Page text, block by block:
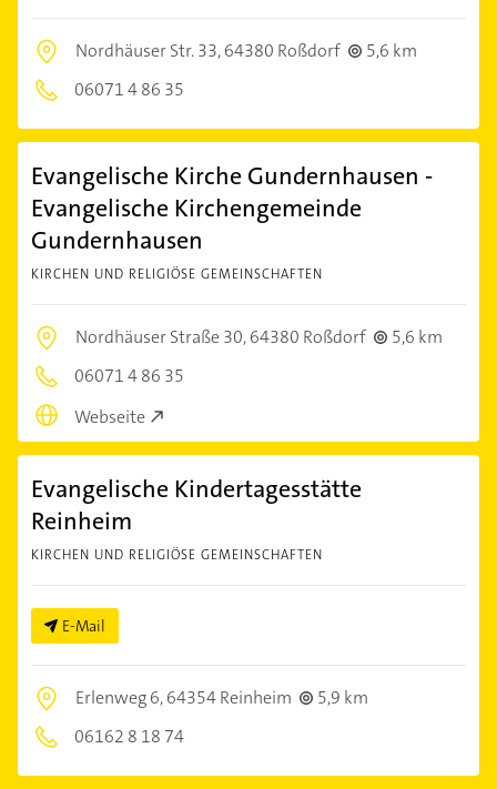
Nordhäuser Str. 33,64380 Roßdorf
5,6 km
06071 4 86 35
Evangelische Kirche Gundernhausen -
Evangelische Kirchengemeinde
Gundernhausen
KIRCHEN UND RELIGIÖSE GEMEINSCHAFTEN
Nordhäuser Straße 30,64380 Roßdorf
5,6 km
06071 4 86 35
Webseite
Evangelische Kindertagesstätte
Reinheim
KIRCHEN UND RELIGIÖSE GEMEINSCHAFTEN
E-Mail
Erlenweg 6,64354 Reinheim
5,9 km
06162 8 18 74